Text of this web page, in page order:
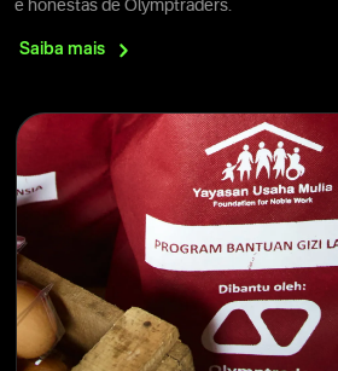
e honestas de Olymptraders.
Saiba mais